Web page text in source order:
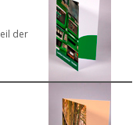
der